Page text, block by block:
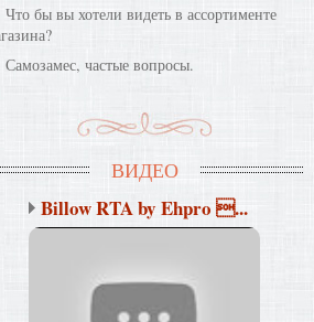
Что бы вы хотели видеть в ассортименте
Самозамес, частые вопросы.
ВИДЕО
Billow RTA by Ehpro ...